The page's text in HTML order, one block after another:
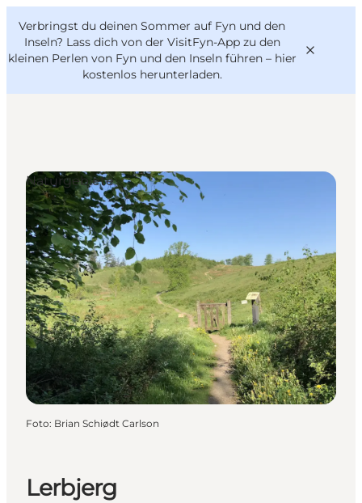
Verbringst du deinen Sommer auf Fyn und den
Inseln? Lass dich von der VisitFyn-App zu den
kleinen Perlen von Fyn und den Inseln führen – hier
kostenlos herunterladen.
Reise Ideen
Outdoor & bike
Essen & trinken
Übernachtung
VisitFyn
Deutsch
Lerbjerg
Naturgebiete
Foto: Brian Schiødt Carlson